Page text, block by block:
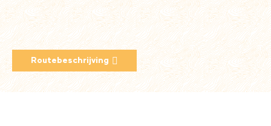
Routebeschrijving